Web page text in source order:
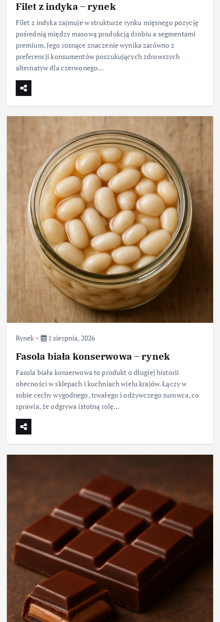
Filet z indyka – rynek
Filet z indyka zajmuje w strukturze rynku mięsnego pozycję
pośrednią między masową produkcją drobiu a segmentami
premium. Jego rosnące znaczenie wynika zarówno z
preferencji konsumentów poszukujących zdrowszych
alternatyw dla czerwonego…
Rynek 1 sierpnia, 2026
Fasola biała konserwowa – rynek
Fasola biała konserwowa to produkt o długiej historii
obecności w sklepach i kuchniach wielu krajów. Łączy w
sobie cechy wygodnego, trwałego i odżywczego surowca, co
sprawia, że odgrywa istotną rolę…